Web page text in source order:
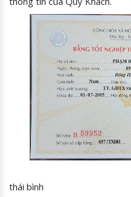
làm
thái bình